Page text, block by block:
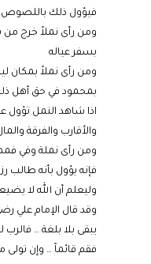
فيؤول ذلك باللصوص
ومن رأى نملاً خرج من
بسفر عياله
ومن رأى نملاً بمكان
بمحمود في حق أهل
اذا شاهد النمل تؤول
والأقارب والفرقة
ومن رأى نملة وفي
فإنه يؤول بأنه طالب
وليعلم أن الله لا
وقد قال الإمام علي
يبقى بلا بلغة … فالرب
فقم قائماً … وإن تولى